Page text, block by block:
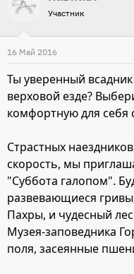
Участник
16 Май 2016
Ты уверенный
верховой езде?
комфортную для себя
Страстных
скорость, мы
"Суббота галопом".
развевающиеся
Пахры, и чудесный
Музея-заповедника
поля, засеянные